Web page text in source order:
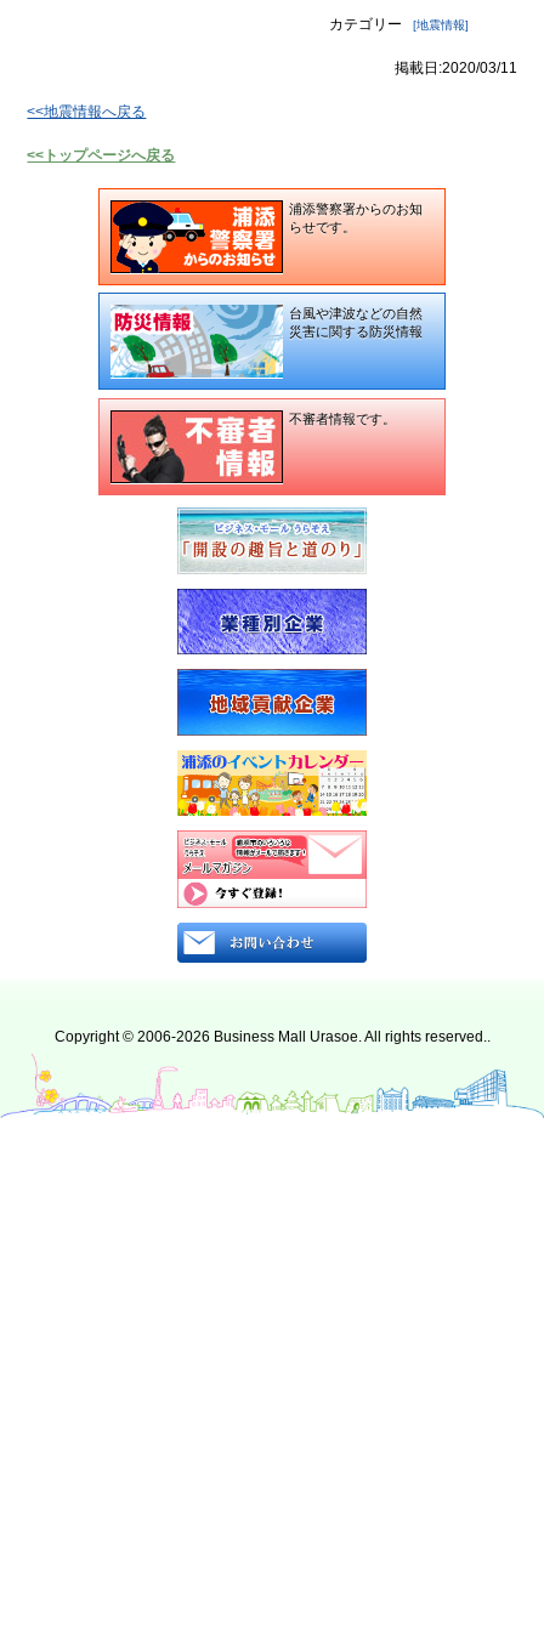
カテゴリー [地震情報]
掲載日:2020/03/11
<<地震情報へ戻る
<<トップページへ戻る
浦添警察署からのお知
らせです。
台風や津波などの自然
災害に関する防災情報
不審者情報です。
Copyright © 2006-2026 Business Mall Urasoe. All rights reserved..